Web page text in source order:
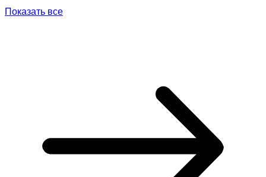
Показать все